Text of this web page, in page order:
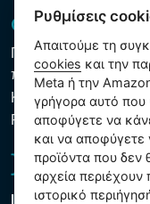
GDPR και
Πολιτική
που υποβάλλονται σε
Κανόνες χρήσης των
Ρυθμίσεις cookies
Intex Trading, s.r.o.
Ρυθμίσεις
Απαιτούμε τη
cookies και την
Meta ή την
γρήγορα αυτό
αποφύγετε να
και να αποφύγετε
προϊόντα που δεν
αρχεία περιέχουν
ιστορικό